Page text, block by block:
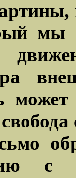
мы
с